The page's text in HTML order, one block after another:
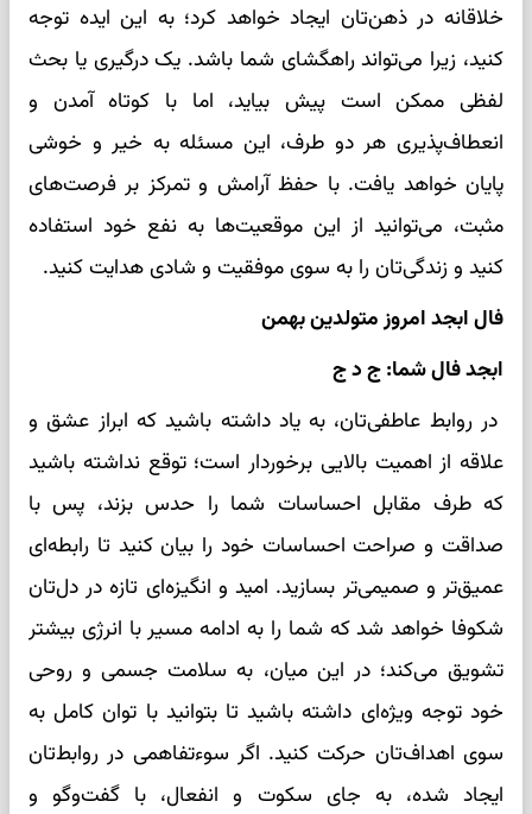
خلاقانه در ذهن‌تان ایجاد خواهد کرد؛ به این ایده توجه
کنید، زیرا می‌تواند راهگشای شما باشد. یک درگیری یا بحث
لفظی ممکن است پیش بیاید، اما با کوتاه آمدن و
انعطاف‌پذیری هر دو طرف، این مسئله به خیر و خوشی
پایان خواهد یافت. با حفظ آرامش و تمرکز بر فرصت‌های
مثبت، می‌توانید از این موقعیت‌ها به نفع خود استفاده
کنید و زندگی‌تان را به سوی موفقیت و شادی هدایت کنید.
فال ابجد امروز متولدین بهمن
ابجد فال شما: ج د ج
در روابط عاطفی‌تان، به یاد داشته باشید که ابراز عشق و
علاقه از اهمیت بالایی برخوردار است؛ توقع نداشته باشید
که طرف مقابل احساسات شما را حدس بزند، پس با
صداقت و صراحت احساسات خود را بیان کنید تا رابطه‌ای
عمیق‌تر و صمیمی‌تر بسازید. امید و انگیزه‌ای تازه در دل‌تان
شکوفا خواهد شد که شما را به ادامه مسیر با انرژی بیشتر
تشویق می‌کند؛ در این میان، به سلامت جسمی و روحی
خود توجه ویژه‌ای داشته باشید تا بتوانید با توان کامل به
سوی اهداف‌تان حرکت کنید. اگر سوءتفاهمی در روابط‌تان
ایجاد شده، به جای سکوت و انفعال، با گفت‌وگو و